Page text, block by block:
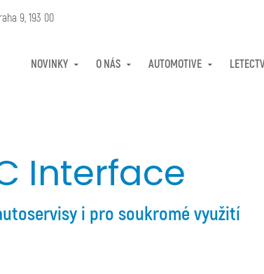
9, 193 00
NOVINKY O NÁS AUTOMOTIVE
Interface
i pro soukromé využití